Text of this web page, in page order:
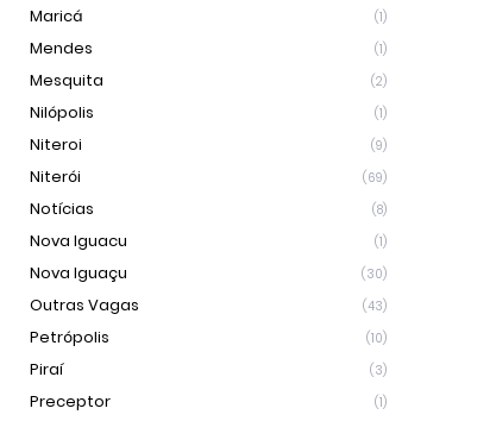
Maricá (1)
Mendes (1)
Mesquita (2)
Nilópolis (1)
Niteroi (9)
Niterói (69)
Notícias (8)
Nova Iguacu (1)
Nova Iguaçu (30)
Outras Vagas (43)
Petrópolis (10)
Piraí (3)
Preceptor (1)